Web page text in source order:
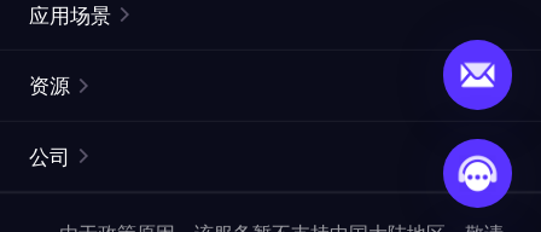
静态住宅代理
网页抓取 API
ISP代理
ProxySite
应用场景
市场研究
资源
常见问题解答
公司